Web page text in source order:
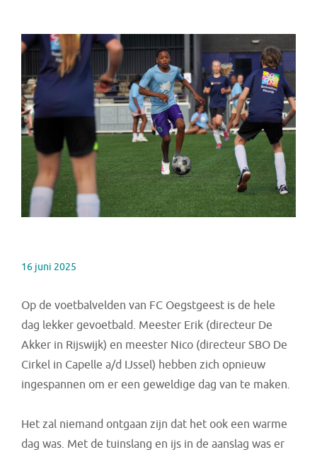
16 juni 2025
Op de voetbalvelden van FC Oegstgeest is de hele
dag lekker gevoetbald. Meester Erik (directeur De
Akker in Rijswijk) en meester Nico (directeur SBO De
Cirkel in Capelle a/d IJssel) hebben zich opnieuw
ingespannen om er een geweldige dag van te maken.
Het zal niemand ontgaan zijn dat het ook een warme
dag was. Met de tuinslang en ijs in de aanslag was er